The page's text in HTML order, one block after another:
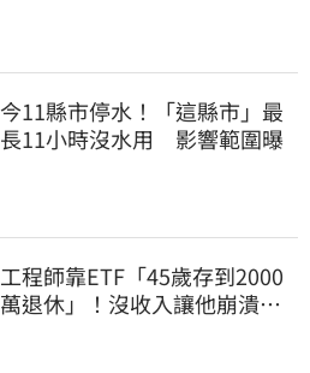
今11縣市停水！「這縣市」最
長11小時沒水用 影響範圍曝
工程師靠ETF「45歲存到2000
萬退休」！沒收入讓他崩潰…